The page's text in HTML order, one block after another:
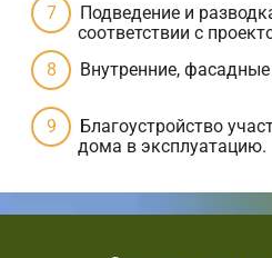
Подведение и
соответствии с
Внутренние,
Благоустройство
дома в эксплуатацию.